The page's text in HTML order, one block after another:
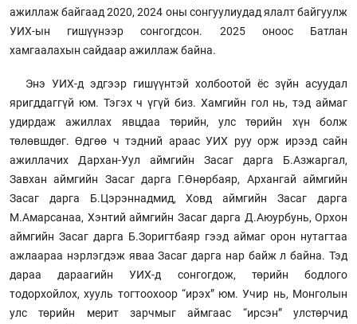
ажиллаж байгаад 2020, 2024 оны сонгуулиудад ялалт байгуулж
УИХ-ын гишүүнээр сонгогдсон. 2025 оноос Батлан
хамгаалахын сайдаар ажиллаж байна.
Энэ УИХ-д эдгээр гишүүнтэй холбоотой ёс зүйн асуудал
яригддаггүй юм. Тэгэх ч үгүй биз. Хамгийн гол нь, тэд аймаг
удирдаж ажиллах явцдаа төрийн, улс төрийн хүн болж
төлөвшдөг. Өдгөө ч тэдний араас УИХ руу орж ирээд сайн
ажиллачих Дархан-Уул аймгийн Засаг дарга Б.Азжаргал,
Завхан аймгийн Засаг дарга Г.Өнөрбаяр, Архангай аймгийн
Засаг дарга Б.Цэрэннадмид, Ховд аймгийн Засаг дарга
М.Амарсанаа, Хэнтий аймгийн Засаг дарга Д.Аюурбунь, Орхон
аймгийн Засаг дарга Б.Зоригтбаяр гээд аймаг орон нутагтаа
ажлаараа нэрлэгдэж яваа Засаг дарга нар байж л байна. Тэд
дараа дараагийн УИХ-д сонгогдож, төрийн бодлого
тодорхойлох, хууль тогтоохоор “ирэх” юм. Учир нь, Монголын
улс төрийн мерит зарчмыг аймгаас “ирсэн” улстөрчид